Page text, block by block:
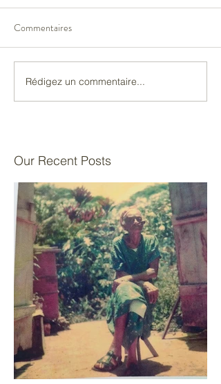
Commentaires
Rédigez un commentaire...
Our Recent Posts